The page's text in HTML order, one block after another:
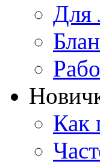
Для
Как